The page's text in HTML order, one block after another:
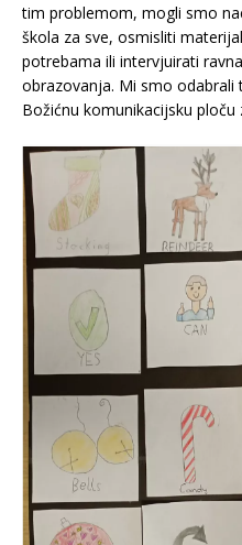
tim problemom, mogli smo
škola za sve, osmisliti
potrebama ili intervjuirati
obrazovanja. Mi smo
Božićnu komunikacijsku ploču